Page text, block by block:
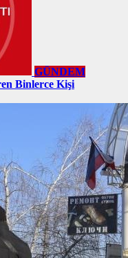
GÜNDEM
Binlerce Kişi